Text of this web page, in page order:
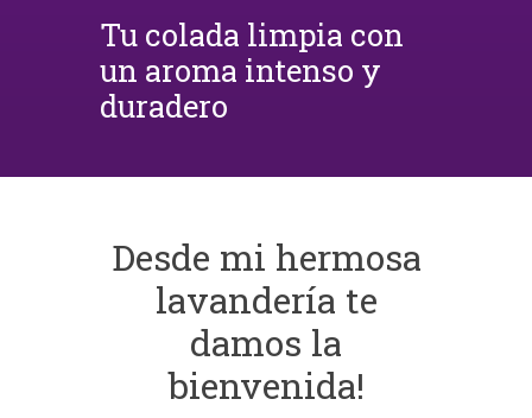
Tu colada limpia con
un aroma intenso y
duradero
Desde mi hermosa
lavandería te
damos la
bienvenida!